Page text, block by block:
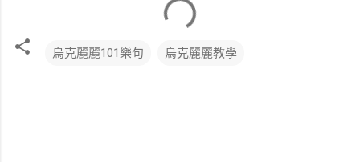
烏克麗麗101樂句 烏克麗麗教學